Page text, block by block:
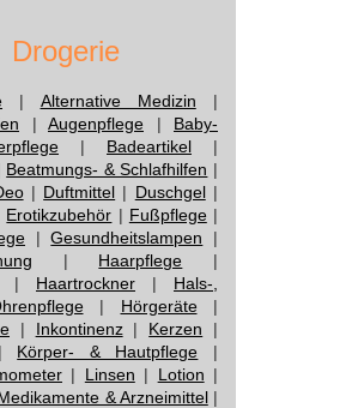
Drogerie
| Alternative Medizin |
| Augenpflege | Baby-
| Badeartikel |
Beatmungs- & Schlafhilfen |
| Duftmittel | Duschgel|
Erotikzubehör | Fußpflege|
|Gesundheitslampen |
| Haarpflege |
| Haartrockner | Hals-,
| Hörgeräte|
| Inkontinenz| Kerzen |
Körper- & Hautpflege |
| Linsen | Lotion |
& Arzneimittel|